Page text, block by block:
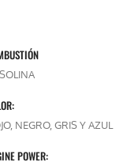
NEGRO, GRIS Y AZUL
POWER: